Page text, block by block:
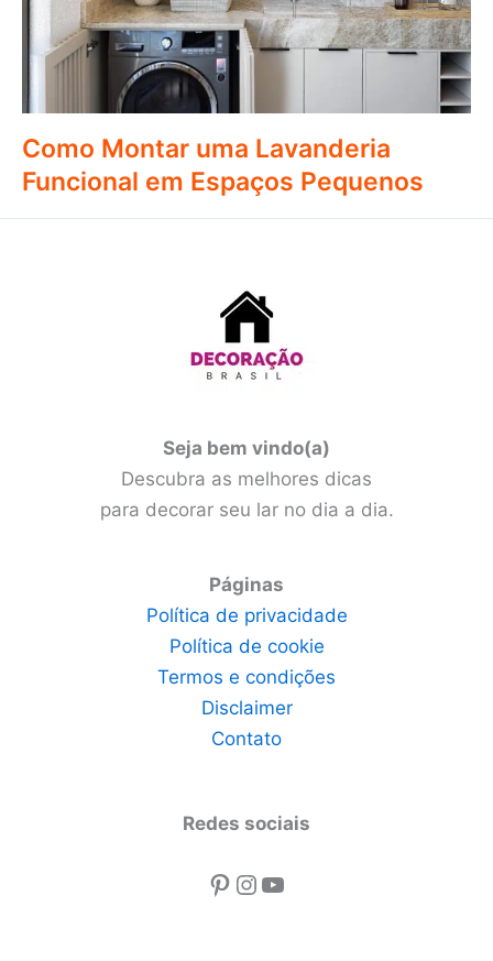
Como Montar uma Lavanderia
Funcional em Espaços Pequenos
Seja bem vindo(a)
Descubra as melhores dicas
para decorar seu lar no dia a dia.
Páginas
Política de privacidade
Política de cookie
Termos e condições
Disclaimer
Contato
Redes sociais
Pinterest
Instagram
Youtube